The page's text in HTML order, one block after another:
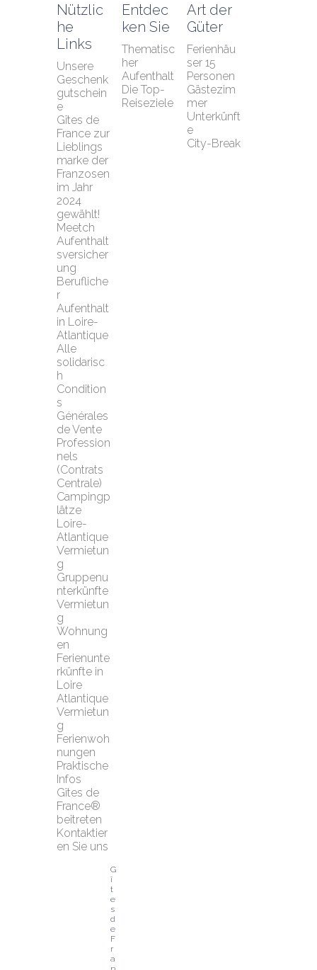
Nützlic
he
Links
Unsere
Geschenk
gutschein
e
Gîtes de
France zur
Lieblings
marke der
Franzosen
im Jahr
2024
gewählt!
Meetch
Aufenthalt
sversicher
ung
Berufliche
r
Aufenthalt
in Loire-
Atlantique
Alle
solidarisc
h
Condition
s
Générales
de Vente
Profession
nels
(Contrats
Centrale)
Campingp
lätze
Loire-
Atlantique
Vermietun
g
Gruppenu
nterkünfte
Vermietun
g
Wohnung
en
Ferienunte
rkünfte in
Loire
Atlantique
Vermietun
g
Ferienwoh
nungen
Praktische
Infos
Gîtes de
France®
beitreten
Kontaktier
en Sie uns
Entdec
ken Sie
Thematisc
her
Aufenthalt
Die Top-
Reiseziele
Art der
Güter
Ferienhäu
ser 15
Personen
Gästezim
mer
Unterkünft
e
City-Break
G
î
t
e
s
d
e
F
r
a